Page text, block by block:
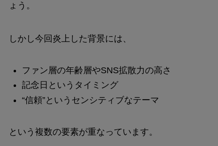
ょう。
しかし今回炎上した背景には、
ファン層の年齢層やSNS拡散力の高さ
記念日というタイミング
“信頼”というセンシティブなテーマ
という複数の要素が重なっています。